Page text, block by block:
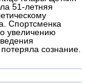
51-летняя
Спортсменка
увеличению
сознание.